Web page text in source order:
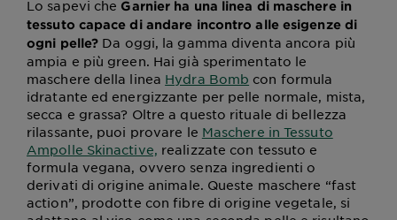
Lo sapevi che Garnier ha una linea di maschere in
tessuto capace di andare incontro alle esigenze di
ogni pelle? Da oggi, la gamma diventa ancora più
ampia e più green. Hai già sperimentato le
maschere della linea Hydra Bomb con formula
idratante ed energizzante per pelle normale, mista,
secca e grassa? Oltre a questo rituale di bellezza
rilassante, puoi provare le Maschere in Tessuto
Ampolle Skinactive, realizzate con tessuto e
formula vegana, ovvero senza ingredienti o
derivati di origine animale. Queste maschere “fast
action”, prodotte con fibre di origine vegetale, si